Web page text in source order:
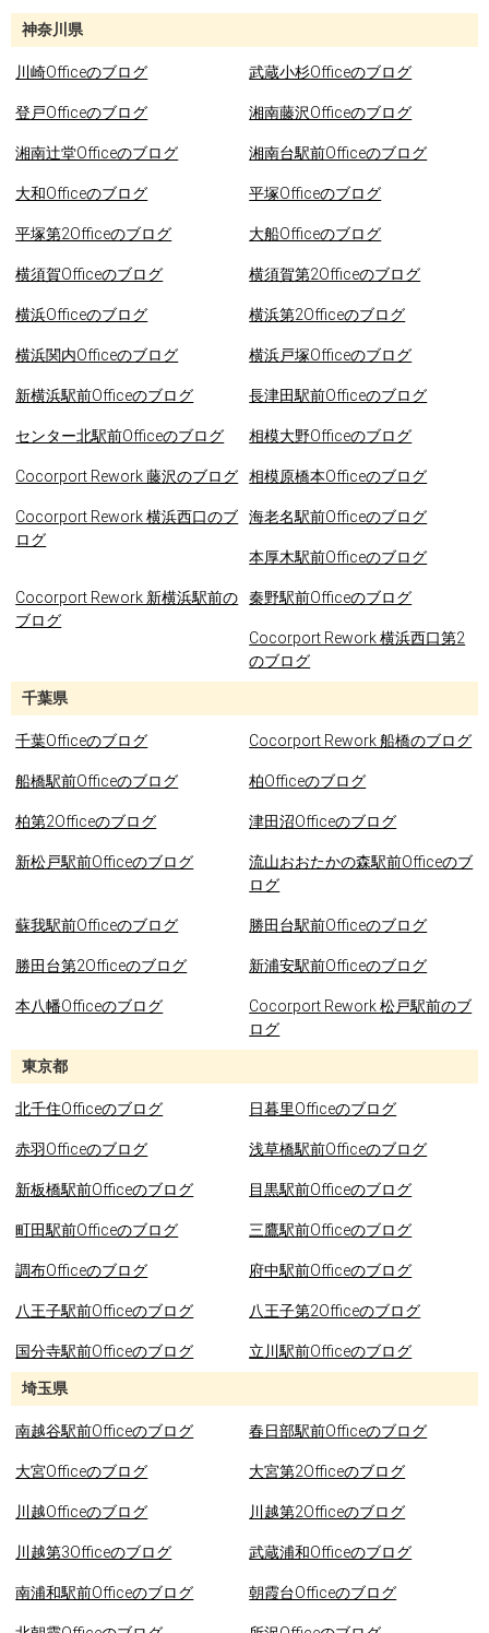
神奈川県
川崎Officeのブログ 武蔵小杉Officeのブログ
登戸Officeのブログ 湘南藤沢Officeのブログ
湘南辻堂Officeのブログ 湘南台駅前Officeのブログ
大和Officeのブログ 平塚Officeのブログ
平塚第2Officeのブログ 大船Officeのブログ
横須賀Officeのブログ 横須賀第2Officeのブログ
横浜Officeのブログ 横浜第2Officeのブログ
横浜関内Officeのブログ 横浜戸塚Officeのブログ
新横浜駅前Officeのブログ 長津田駅前Officeのブログ
センター北駅前Officeのブログ 相模大野Officeのブログ
Cocorport Rework 藤沢のブログ 相模原橋本Officeのブログ
Cocorport Rework 横浜西口のブ
ログ
海老名駅前Officeのブログ
本厚木駅前Officeのブログ
Cocorport Rework 新横浜駅前の
ブログ
秦野駅前Officeのブログ
Cocorport Rework 横浜西口第2
のブログ
千葉県
千葉Officeのブログ Cocorport Rework 船橋のブログ
船橋駅前Officeのブログ 柏Officeのブログ
柏第2Officeのブログ 津田沼Officeのブログ
新松戸駅前Officeのブログ
流山おおたかの森駅前Officeのブ
ログ
蘇我駅前Officeのブログ 勝田台駅前Officeのブログ
勝田台第2Officeのブログ 新浦安駅前Officeのブログ
本八幡Officeのブログ
Cocorport Rework 松戸駅前のブ
ログ
東京都
北千住Officeのブログ 日暮里Officeのブログ
赤羽Officeのブログ 浅草橋駅前Officeのブログ
新板橋駅前Officeのブログ 目黒駅前Officeのブログ
町田駅前Officeのブログ 三鷹駅前Officeのブログ
調布Officeのブログ 府中駅前Officeのブログ
八王子駅前Officeのブログ 八王子第2Officeのブログ
国分寺駅前Officeのブログ 立川駅前Officeのブログ
埼玉県
南越谷駅前Officeのブログ 春日部駅前Officeのブログ
大宮Officeのブログ 大宮第2Officeのブログ
川越Officeのブログ 川越第2Officeのブログ
川越第3Officeのブログ 武蔵浦和Officeのブログ
南浦和駅前Officeのブログ 朝霞台Officeのブログ